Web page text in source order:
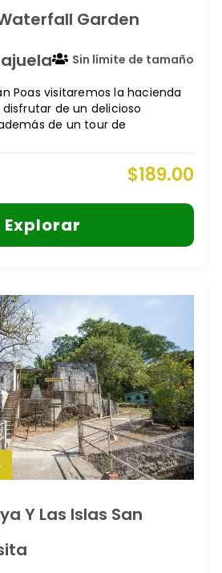
Garden
Sin límite de tamaño
Poas visitaremos la hacienda
de un delicioso
de un tour de
$189.00
Explorar
Y Las Islas San